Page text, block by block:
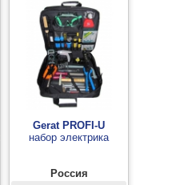
Gerat PROFI-U
набор электрика
Россия